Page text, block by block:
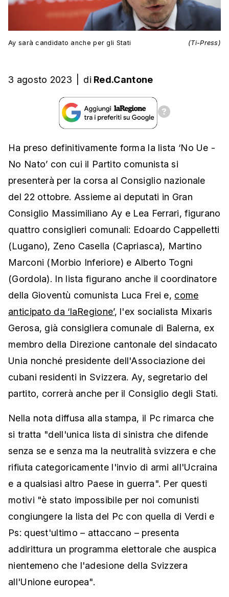
Ay sarà candidato anche per gli Stati (Ti-Press)
3 agosto 2023 di Red.Cantone
Ha preso definitivamente forma la lista ‘No Ue -
No Nato’ con cui il Partito comunista si
presenterà per la corsa al Consiglio nazionale
del 22 ottobre. Assieme ai deputati in Gran
Consiglio Massimiliano Ay e Lea Ferrari, figurano
quattro consiglieri comunali: Edoardo Cappelletti
(Lugano), Zeno Casella (Capriasca), Martino
Marconi (Morbio Inferiore) e Alberto Togni
(Gordola). In lista figurano anche il coordinatore
della Gioventù comunista Luca Frei e, come
anticipato da ‘laRegione’, l'ex socialista Mixaris
Gerosa, già consigliera comunale di Balerna, ex
membro della Direzione cantonale del sindacato
Unia nonché presidente dell'Associazione dei
cubani residenti in Svizzera. Ay, segretario del
partito, correrà anche per il Consiglio degli Stati.
Nella nota diffusa alla stampa, il Pc rimarca che
si tratta "dell'unica lista di sinistra che difende
senza se e senza ma la neutralità svizzera e che
rifiuta categoricamente l'invio di armi all'Ucraina
e a qualsiasi altro Paese in guerra". Per questi
motivi "è stato impossibile per noi comunisti
congiungere la lista del Pc con quella di Verdi e
Ps: quest'ultimo – attaccano – presenta
addirittura un programma elettorale che auspica
nientemeno che l'adesione della Svizzera
all'Unione europea".